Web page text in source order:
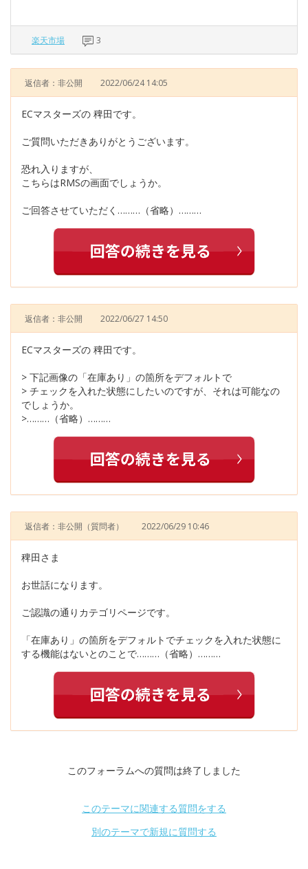
楽天市場 3
返信者：非公開 2022/06/24 14:05
ECマスターズの 稗田です。
ご質問いただきありがとうございます。
恐れ入りますが、
こちらはRMSの画面でしょうか。
ご回答させていただく………（省略）………
返信者：非公開 2022/06/27 14:50
ECマスターズの 稗田です。
> 下記画像の「在庫あり」の箇所をデフォルトで
> チェックを入れた状態にしたいのですが、それは可能なの
でしょうか。
>………（省略）………
返信者：非公開 （質問者） 2022/06/29 10:46
稗田さま
お世話になります。
ご認識の通りカテゴリページです。
「在庫あり」の箇所をデフォルトでチェックを入れた状態に
する機能はないとのことで………（省略）………
このフォーラムへの質問は終了しました
このテーマに関連する質問をする
別のテーマで新規に質問する